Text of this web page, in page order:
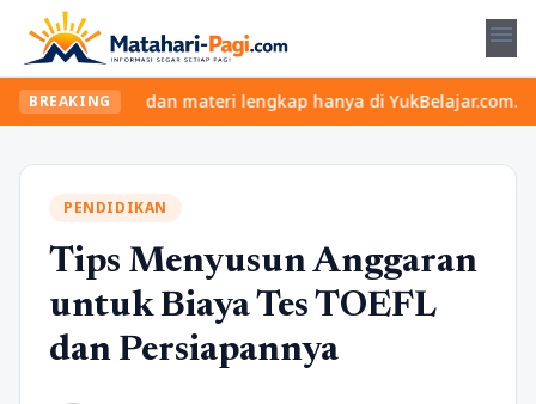
menu
BREAKING
seru dan materi lengkap hanya di YukBelajar.com.
PENDIDIKAN
Tips Menyusun Anggaran
untuk Biaya Tes TOEFL
dan Persiapannya